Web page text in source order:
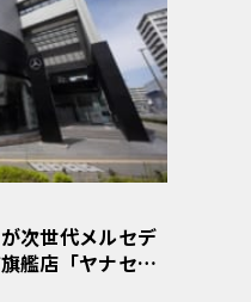
次世代メルセデ
艦店「ヤナセ大